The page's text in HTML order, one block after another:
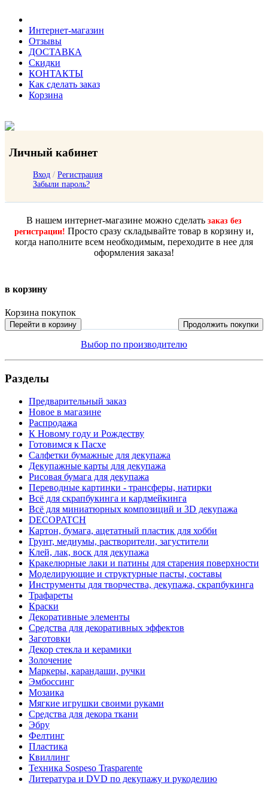
Интернет-магазин
Отзывы
ДОСТАВКА
Скидки
КОНТАКТЫ
Как сделать заказ
Корзина
Личный кабинет
Вход / Регистрация
Забыли пароль?
В нашем интернет-магазине можно сделать заказ без
регистрации! Просто сразу складывайте товар в корзину и,
когда наполните всем необходимым, переходите в нее для
оформления заказа!
в корзину
Корзина покупок
Перейти в корзину Продолжить покупки
Выбор по производителю
Разделы
Предварительный заказ
Новое в магазине
Распродажа
К Новому году и Рождеству
Готовимся к Пасхе
Салфетки бумажные для декупажа
Декупажные карты для декупажа
Рисовая бумага для декупажа
Переводные картинки - трансферы, натирки
Всё для скрапбукинга и кардмейкинга
Всё для миниатюрных композиций и 3D декупажа
DECOPATCH
Картон, бумага, ацетатный пластик для хобби
Грунт, медиумы, растворители, загустители
Клей, лак, воск для декупажа
Кракелюрные лаки и патины для старения поверхности
Моделирующие и структурные пасты, составы
Инструменты для творчества, декупажа, скрапбукинга
Трафареты
Краски
Декоративные элементы
Средства для декоративных эффектов
Заготовки
Декор стекла и керамики
Золочение
Маркеры, карандаши, ручки
Эмбоссинг
Мозаика
Мягкие игрушки своими руками
Средства для декора ткани
Эбру
Фелтинг
Пластика
Квиллинг
Техника Sospeso Trasparente
Литература и DVD по декупажу и рукоделию